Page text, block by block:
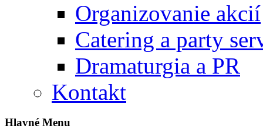
Organizovanie akcií
Catering a party
Dramaturgia a PR
Kontakt
Hlavné Menu